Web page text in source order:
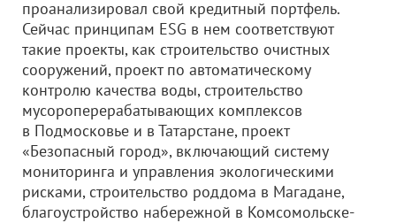
проанализировал свой кредитный портфель.
Сейчас принципам ESG в нем соответствуют
такие проекты, как строительство очистных
сооружений, проект по автоматическому
контролю качества воды, строительство
мусороперерабатывающих комплексов
в Подмосковье и в Татарстане, проект
«Безопасный город», включающий систему
мониторинга и управления экологическими
рисками, строительство роддома в Магадане,
благоустройство набережной в Комсомольске-